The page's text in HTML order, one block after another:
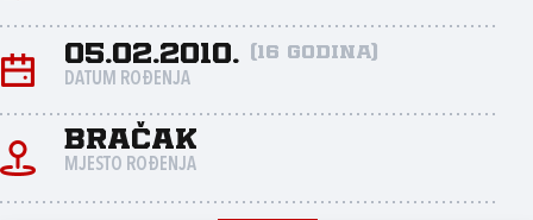
05.02.2010. (16 godina)
DATUM ROĐENJA
Bračak
MJESTO ROĐENJA